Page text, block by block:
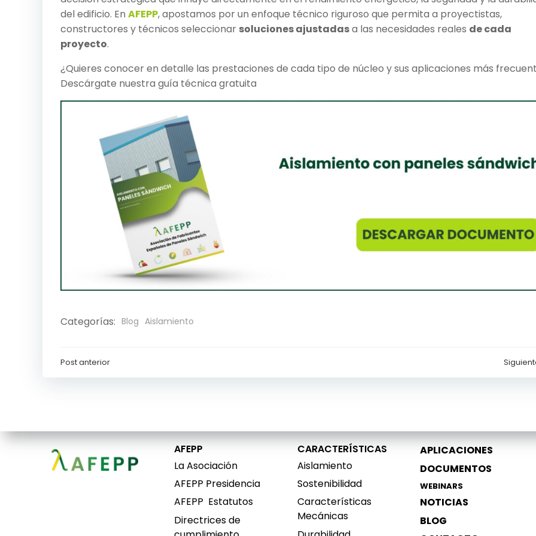
del edificio. En AFEPP, apostamos por un enfoque técnico riguroso que permita a proyectistas,
constructores y técnicos seleccionar soluciones ajustadasa las necesidades reales de cada
proyecto.
¿Quieres conocer en detalle las prestaciones de cada tipo de núcleo y sus aplicaciones más
Descárgate nuestra guía técnica gratuita
Categorías: Blog Aislamiento
Navegación
Post anterior
Navegación
AFEPP
La Asociación
AFEPP Presidencia
AFEPP Estatutos
Directrices de
CARACTERÍSTICAS
Aislamiento
Sostenibilidad
Características
Mecánicas
APLICACIONES
DOCUMENTOS
WEBINARS
NOTICIAS
BLOG